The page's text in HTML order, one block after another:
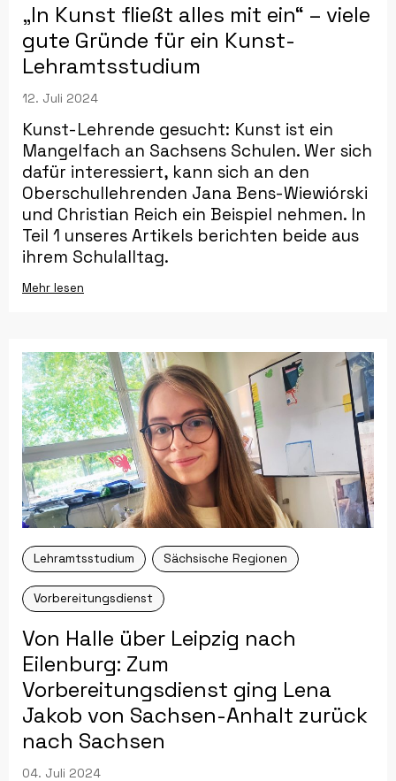
„In Kunst fließt alles mit ein“ – viele
gute Gründe für ein Kunst-
Lehramtsstudium
12. Juli 2024
Kunst-Lehrende gesucht: Kunst ist ein
Mangelfach an Sachsens Schulen. Wer sich
dafür interessiert, kann sich an den
Oberschullehrenden Jana Bens-Wiewiórski
und Christian Reich ein Beispiel nehmen. In
Teil 1 unseres Artikels berichten beide aus
ihrem Schulalltag.
Mehr lesen
Lehramtsstudium Sächsische Regionen
Vorbereitungsdienst
Von Halle über Leipzig nach
Eilenburg: Zum
Vorbereitungsdienst ging Lena
Jakob von Sachsen-Anhalt zurück
nach Sachsen
04. Juli 2024